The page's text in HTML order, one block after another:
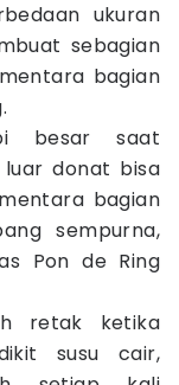
ukuran
sebagian
bagian
besar saat
donat bisa
bagian
sempurna,
Pon de Ring
retak ketika
susu cair,